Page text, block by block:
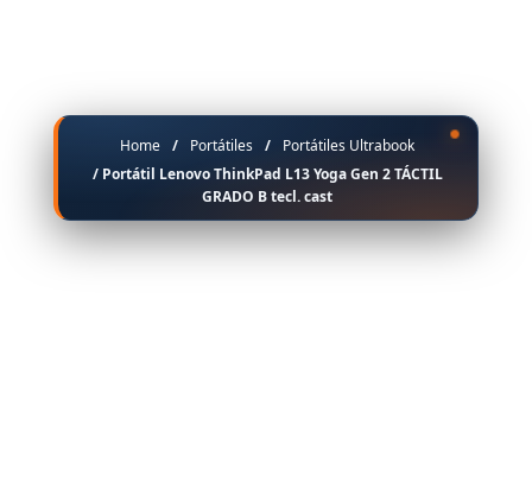
Home / Portátiles /
Portátiles Ultrabook
/ Portátil Lenovo ThinkPad L13 Yoga Gen 2 TÁCTIL
GRADO B tecl. cast